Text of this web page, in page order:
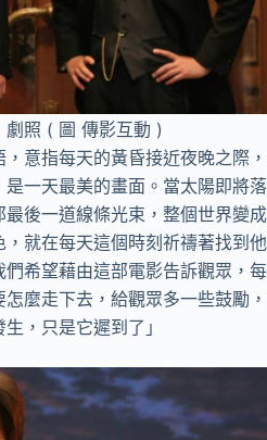
照 ( 圖 傳影互動 )
，意指每天的黃昏接近夜晚之際，
一天最美的畫面。當太陽即將落
後一道線條光束，整個世界變成
就在每天這個時刻祈禱著找到他
希望藉由這部電影告訴觀眾，每
麼走下去，給觀眾多一些鼓勵，
，只是它遲到了」